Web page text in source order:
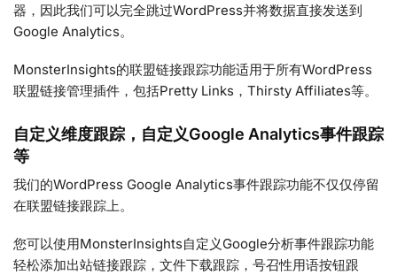
器，因此我们可以完全跳过WordPress并将数据直接发送到
Google Analytics。
MonsterInsights的联盟链接跟踪功能适用于所有WordPress
联盟链接管理插件，包括Pretty Links，Thirsty Affiliates等。
自定义维度跟踪，自定义Google Analytics事件跟踪
等
我们的WordPress Google Analytics事件跟踪功能不仅仅停留
在联盟链接跟踪上。
您可以使用MonsterInsights自定义Google分析事件跟踪功能
轻松添加出站链接跟踪，文件下载跟踪，号召性用语按钮跟